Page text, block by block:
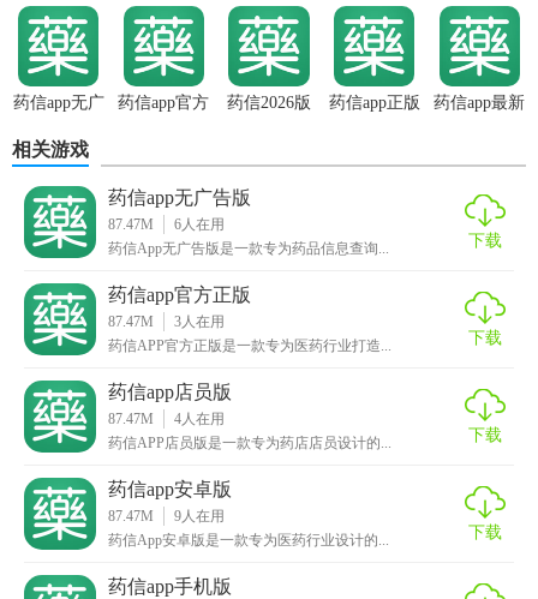
1. 药品信息查询：提供全面的药品数据库，支持按名称、成
分、生产商等关键词快速检索，了解药品详情、使用说明及
注意事项。
科研进展等，帮助用户把握行业趋势。
3. 在线会议与培训：支持行业会议直播、在线研讨会，促进
知识分享与经验交流，提升个人及团队专业能力。
4. 药品管理：帮助企业用户管理库存、追踪物流、记录销售
数据，提高运营效率。
1. 权威数据：与官方数据库对接，确保信息权威准确。
2. 高效沟通：内置聊天功能，便于用户间即时交流，解决工
作难题。
3. 个性化订阅：用户可根据兴趣定制资讯类别，获取个性化
推送。
版
版
药信app无广
药信app官方
药信2026版 药信app正版
药信app最新
相关游戏
药信app无广告版
87.47M 6人在用
药信App无广告版是一款专为药品信息查询...
下载
药信app官方正版
87.47M 3人在用
药信APP官方正版是一款专为医药行业打造...
下载
药信app店员版
87.47M 4人在用
药信APP店员版是一款专为药店店员设计的...
下载
药信app安卓版
87.47M 9人在用
药信App安卓版是一款专为医药行业设计的...
下载
药信app手机版